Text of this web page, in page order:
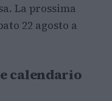
La prossima
22 agosto a
calendario